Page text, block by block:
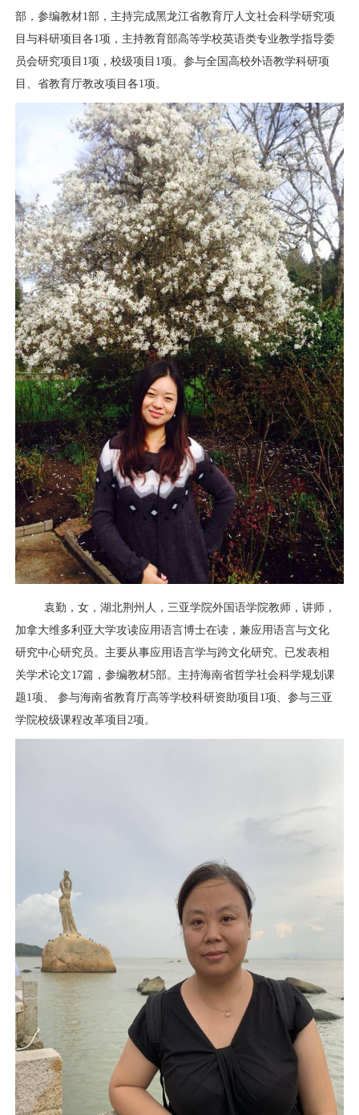
部，参编教材1部，主持完成黑龙江省教育厅人文社会科学研究项
目与科研项目各1项，主持教育部高等学校英语类专业教学指导委
员会研究项目1项，校级项目1项。参与全国高校外语教学科研项
目、省教育厅教改项目各1项。
袁勤，女，湖北荆州人，三亚学院外国语学院教师，讲师，
加拿大维多利亚大学攻读应用语言博士在读，兼应用语言与文化
研究中心研究员。主要从事应用语言学与跨文化研究。已发表相
关学术论文17篇，参编教材5部。主持海南省哲学社会科学规划课
题1项、 参与海南省教育厅高等学校科研资助项目1项、参与三亚
学院校级课程改革项目2项。